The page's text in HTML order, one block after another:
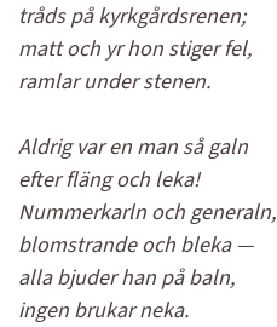
tråds på kyrkgårdsrenen;
matt och yr hon stiger fel,
ramlar under stenen.
Aldrig var en man så galn
efter fläng och leka!
Nummerkarln och generaln,
blomstrande och bleka —
alla bjuder han på baln,
ingen brukar neka.